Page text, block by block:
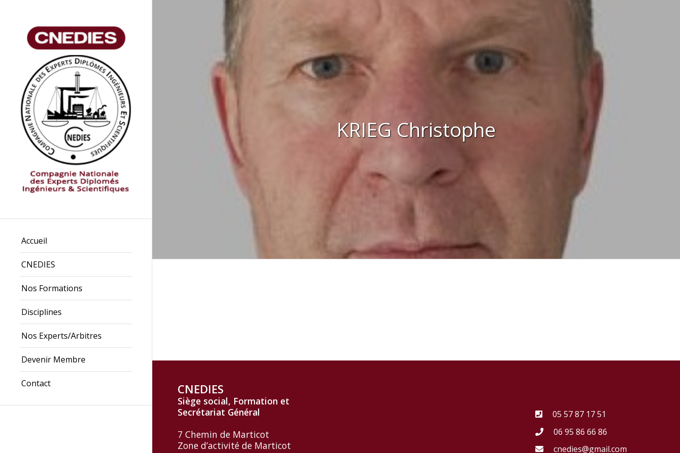
Accueil
CNEDIES
Nos Formations
Disciplines
Nos Experts/Arbitres
Devenir Membre
Contact
KRIEG Christophe
CNEDIES
Siège social, Formation et
Secrétariat Général
7 Chemin de Marticot
Zone d’activité de Marticot
05 57 87 17 51
06 95 86 66 86
cnedies@gmail.com